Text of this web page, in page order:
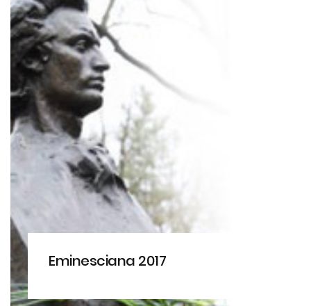
Eminesciana 2017